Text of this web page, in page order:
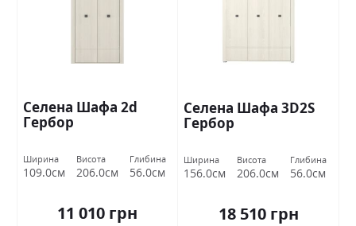
Селена Шафа 2d
Гербор
Ширина
109.0см
Висота
206.0см
Глибина
56.0см
11 010 грн
Селена Шафа 3D2S
Гербор
Ширина
156.0см
Висота
206.0см
Глибина
56.0см
18 510 грн